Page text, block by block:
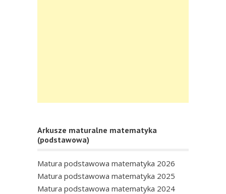
Arkusze maturalne matematyka
(podstawowa)
Matura podstawowa matematyka 2026
Matura podstawowa matematyka 2025
Matura podstawowa matematyka 2024